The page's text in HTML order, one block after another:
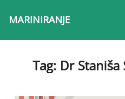
MARINIRANJE
Tag: Dr